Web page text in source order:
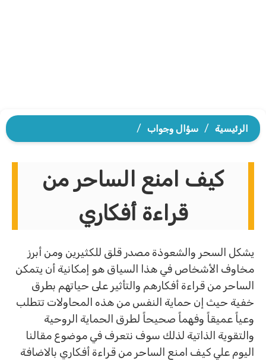
الرئيسية / سؤال وجواب /
كيف امنع الساحر من
قراءة أفكاري
يشكل السحر والشعوذة مصدر قلق للكثيرين ومن أبرز
مخاوف الأشخاص في هذا السياق هو إمكانية أن يتمكن
الساحر من قراءة أفكارهم والتأثير على حياتهم بطرق
خفية حيث إن حماية النفس من هذه المحاولات تتطلب
وعياً عميقاً وفهماً صحيحاً لطرق الحماية الروحية
والتقوية الذاتية لذلك سوف نتعرف في موضوع مقالنا
اليوم علي كيف امنع الساحر من قراءة أفكاري بالاضافة